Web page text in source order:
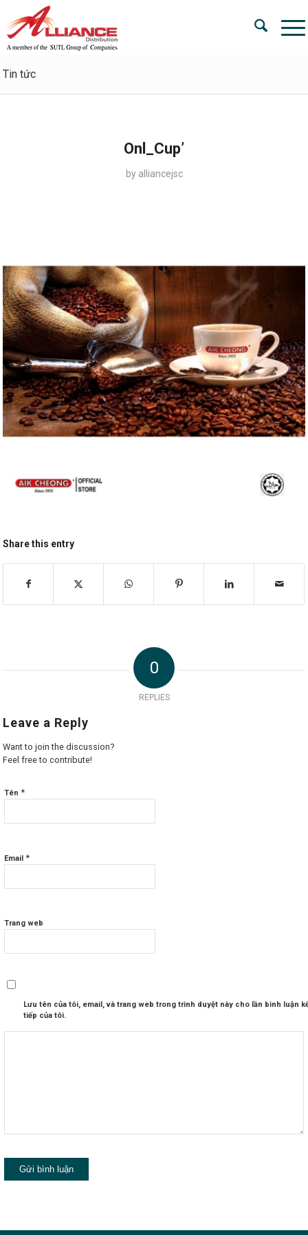
Tin tức
Onl_Cup’
by alliancejsc
Share this entry
0
REPLIES
Leave a Reply
Want to join the discussion?
Feel free to contribute!
Tên*
Email*
Trang web
Lưu tên của tôi, email, và trang web trong trình duyệt này cho lần bình luận
tiếp của tôi.